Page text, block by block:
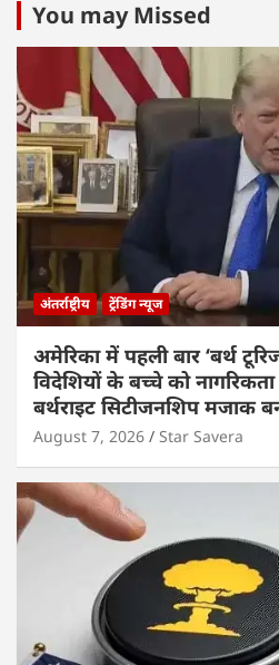
You may Missed
अंतर्राष्ट्रीय ट्रेंडिंग न्यूज
अमेरिका में पहली बार ‘बर्थ
विदेशियों के बच्चे को नागरिकता
बर्थराइट सिटीजनशिप मजाक
August 7, 2026 Star Savera